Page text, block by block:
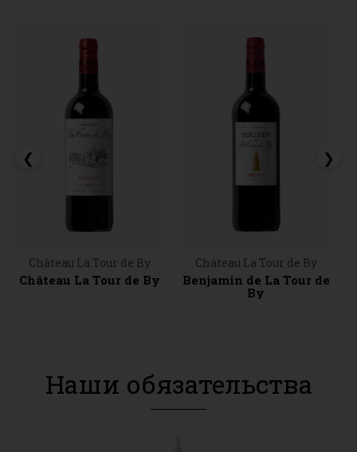
сорт, проявляющий свои лучшие качества
на сухих терруарах, например гравийных;
в иных условиях в нем развивается
жесткость и растительные ароматы. В
прошлом этот сорт в основном давал
вина скорее танинные, долго хранящиеся
и изящно стареющие.
❮
Château La Tour de By
Château La Tour de By
Château La Tour de By
Benjamin de La Tour de
By
❯
Наши обязательства